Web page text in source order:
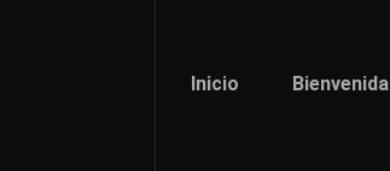
Inicio Bienvenida